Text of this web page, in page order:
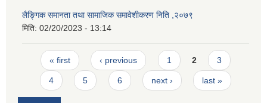
लैङ्गिक समानता तथा सामाजिक समावेशीकरण निति ,२०७९
मिति: 02/20/2023 - 13:14
Pages
« first ‹ previous 1 2 3
4 5 6 next › last »